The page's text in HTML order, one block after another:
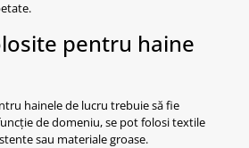
pentru haine
hainele de lucru trebuie să fie
de domeniu, se pot folosi textile
sau materiale groase.